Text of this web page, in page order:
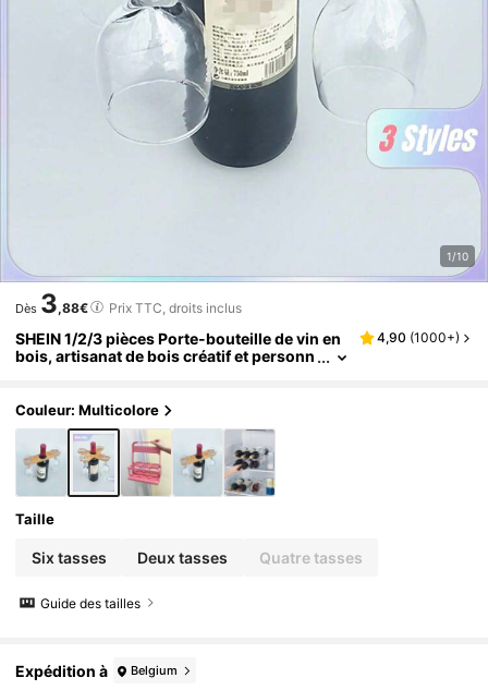
1/10
Dès 3,88€ Prix TTC, droits inclus
SHEIN 1/2/3 pièces Porte-bouteille de vin en
bois, artisanat de bois créatif et personn
eille et 2 verres
4,90 (1000+)
Couleur: Multicolore
Taille
Six tasses Deux tasses Quatre tasses
Guide des tailles
Expédition à Belgium